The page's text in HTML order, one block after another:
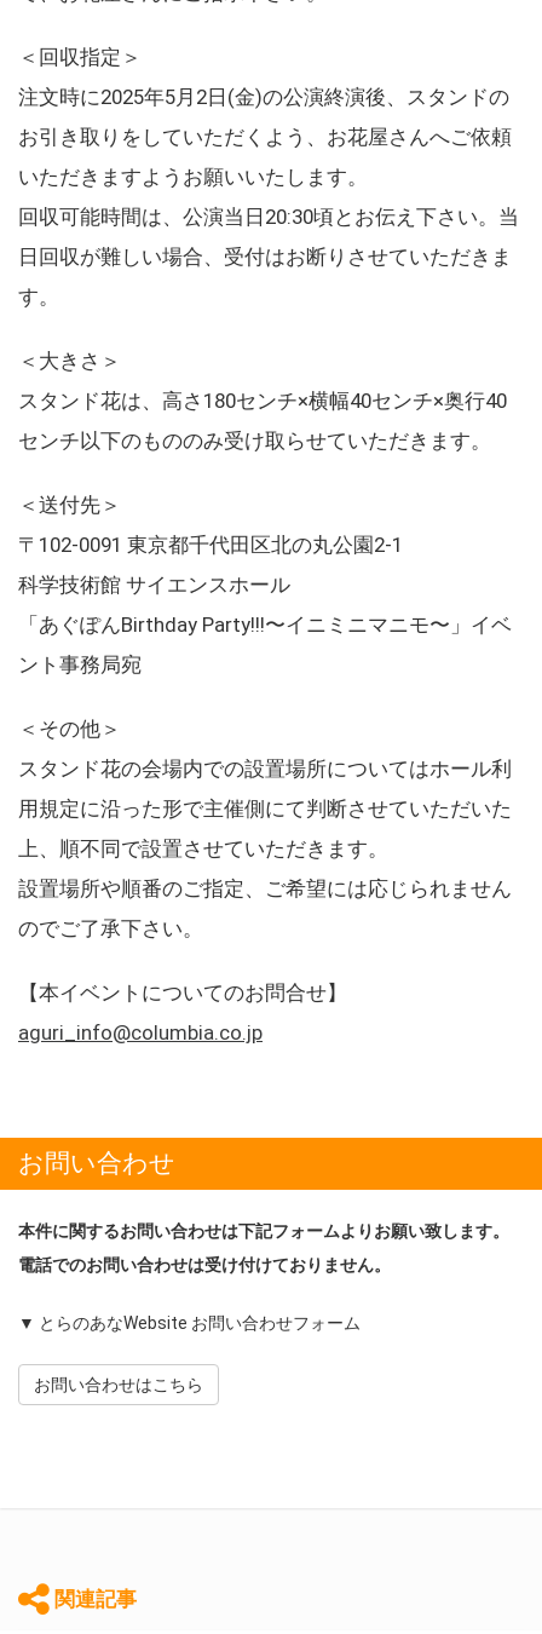
＜回収指定＞
注文時に2025年5月2日(金)の公演終演後、スタンドの
お引き取りをしていただくよう、お花屋さんへご依頼
いただきますようお願いいたします。
回収可能時間は、公演当日20:30頃とお伝え下さい。当
日回収が難しい場合、受付はお断りさせていただきま
す。
＜大きさ＞
スタンド花は、高さ180センチ×横幅40センチ×奥行40
センチ以下のもののみ受け取らせていただきます。
＜送付先＞
〒102-0091 東京都千代田区北の丸公園2-1
科学技術館 サイエンスホール
「あぐぽんBirthday Party!!!〜イニミニマニモ〜」イベ
ント事務局宛
＜その他＞
スタンド花の会場内での設置場所についてはホール利
用規定に沿った形で主催側にて判断させていただいた
上、順不同で設置させていただきます。
設置場所や順番のご指定、ご希望には応じられません
のでご了承下さい。
【本イベントについてのお問合せ】
aguri_info@columbia.co.jp
お問い合わせ
本件に関するお問い合わせは下記フォームよりお願い致します。
電話でのお問い合わせは受け付けておりません。
▼ とらのあなWebsite お問い合わせフォーム
お問い合わせはこちら
関連記事